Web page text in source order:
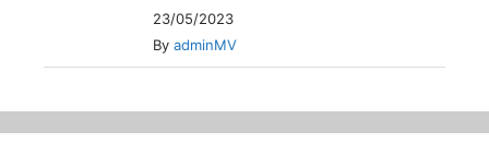
23/05/2023
By adminMV